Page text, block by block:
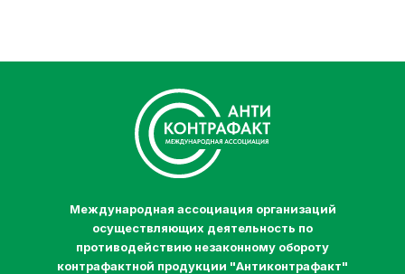
Международная ассоциация организаций
осуществляющих деятельность по
противодействию незаконному обороту
контрафактной продукции "Антиконтрафакт"